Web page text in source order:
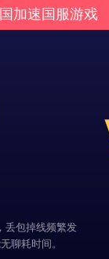
加速国服游戏
丢包掉线频繁发
聊耗时间。